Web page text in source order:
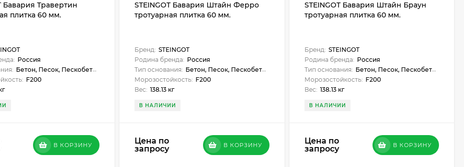
Бавария Травертин
плитка 60 мм.
Россия
Бетон, Песок, Пескобетон
F200
В КОРЗИНУ
STEINGOT Бавария Штайн Ферро
тротуарная плитка 60 мм.
Бренд: STEINGOT
Родина бренда: Россия
Тип основания: Бетон, Песок, Пескобетон
Морозостойкость: F200
Вес: 138.13 кг
В НАЛИЧИИ
Цена по
запросу
В КОРЗИНУ
STEINGOT Бавария Штайн Браун
тротуарная плитка 60 мм.
Бренд: STEINGOT
Родина бренда: Россия
Тип основания: Бетон, Песок, Пескобетон
Морозостойкость: F200
Вес: 138.13 кг
В НАЛИЧИИ
Цена по
запросу
В КОРЗИНУ